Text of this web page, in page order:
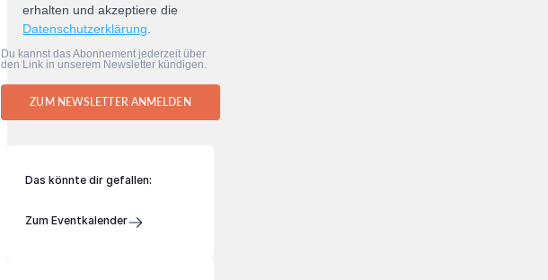
erhalten und akzeptiere die
Datenschutzerklärung
Du kannst das Abonnement jederzeit über
den Link in unserem Newsletter kündigen.
ZUM NEWSLETTER ANMELDEN
Das könnte dir gefallen:
Zum Eventkalender